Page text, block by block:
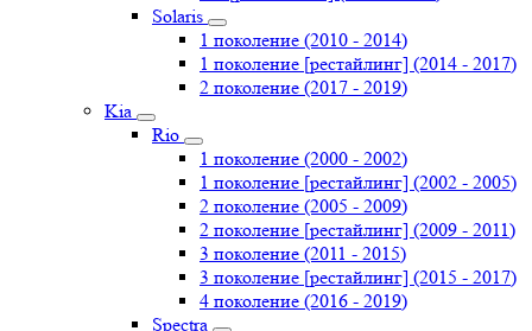
Solaris
1 поколение (2010 - 2014)
1 поколение [рестайлинг] (2014 - 2017)
2 поколение (2017 - 2019)
Kia
Rio
1 поколение (2000 - 2002)
1 поколение [рестайлинг] (2002 - 2005)
2 поколение (2005 - 2009)
2 поколение [рестайлинг] (2009 - 2011)
3 поколение (2011 - 2015)
3 поколение [рестайлинг] (2015 - 2017)
4 поколение (2016 - 2019)
Spectra